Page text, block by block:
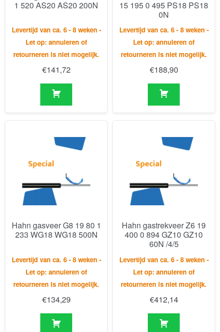
1 520 AS20 AS20 200N
Levertijd van ca. 6 - 8 weken -
Let op: annuleren of
retourneren is niet mogelijk.
€141,72
15 195 0 495 PS18 PS18
0N
Levertijd van ca. 6 - 8 weken -
Let op: annuleren of
retourneren is niet mogelijk.
€188,90
Hahn gasveer G8 19 80 1
233 WG18 WG18 500N
Levertijd van ca. 6 - 8 weken -
Let op: annuleren of
retourneren is niet mogelijk.
€134,29
Hahn gastrekveer Z6 19
400 0 894 GZ10 GZ10
60N /4/5
Levertijd van ca. 6 - 8 weken -
Let op: annuleren of
retourneren is niet mogelijk.
€412,14